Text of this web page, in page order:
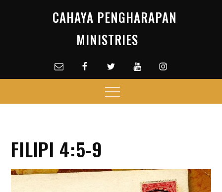
CAHAYA PENGHARAPAN
MINISTRIES
Email facebookTwitterYoutubeInstagram
Menu
FILIPI 4:5-9